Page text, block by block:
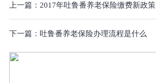
上一篇： 2017年吐鲁番养老保险缴费新政策
下一篇： 吐鲁番养老保险办理流程是什么